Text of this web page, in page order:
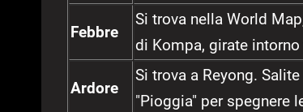
Febbre
Si trova nella World
di Kompa, girate
Ardore
Si trova a Reyong.
"Pioggia" per spegnere